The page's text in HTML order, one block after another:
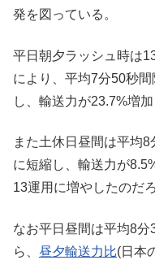
発を図っている。
平日朝夕ラッシュ時は
により、平均7分50秒
し、輸送力が23.7%増加
また土休日昼間は平均
に短縮し、輸送力が
13運用に増やしたのだろ
なお平日昼間は平均8
ら、 昼夕輸送力比(日本